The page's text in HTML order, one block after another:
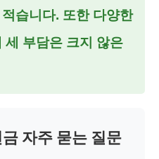
습니다. 또한 다양한
세 부담은 크지 않은
자주 묻는 질문